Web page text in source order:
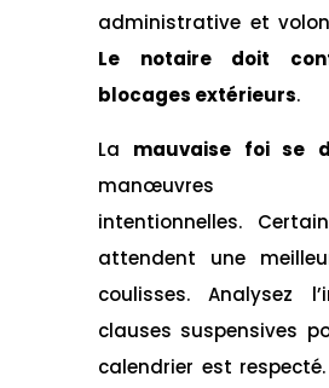
administrative et
Le notaire doit
blocages extérieurs.
La mauvaise foi se
manœuvres
intentionnelles.
attendent une
coulisses. Analysez
clauses suspensives
calendrier est